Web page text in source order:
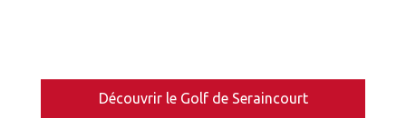
Découvrir le Golf de Seraincourt